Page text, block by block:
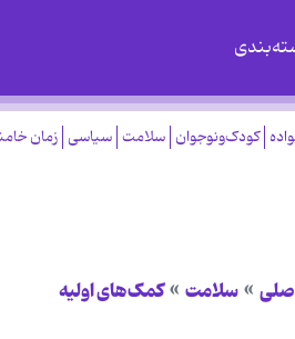
کودک‌ونوجوان سلامت سیاسی زمان
سلامت کمک‌های اولیه